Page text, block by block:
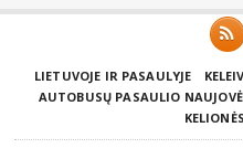
LIETUVOJE IR PASAULYJE
AUTOBUSŲ PASAULIO
KELIONĖS